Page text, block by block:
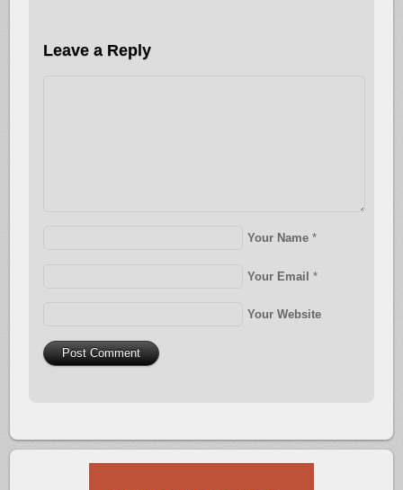
Leave a Reply
Your Name *
Your Email *
Your Website